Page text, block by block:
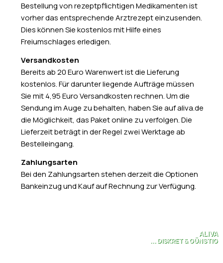
Bestellung von rezeptpflichtigen Medikamenten ist
vorher das entsprechende Arztrezept einzusenden.
Dies können Sie kostenlos mit Hilfe eines
Freiumschlages erledigen.
Versandkosten
Bereits ab 20 Euro Warenwert ist die Lieferung
kostenlos. Für darunter liegende Aufträge müssen
Sie mit 4,95 Euro Versandkosten rechnen. Um die
Sendung im Auge zu behalten, haben Sie auf aliva.de
die Möglichkeit, das Paket online zu verfolgen. Die
Lieferzeit beträgt in der Regel zwei Werktage ab
Bestelleingang.
Zahlungsarten
Bei den Zahlungsarten stehen derzeit die Optionen
Bankeinzug und Kauf auf Rechnung zur Verfügung.
ALIVA
... DISKRET & GÜNSTIG